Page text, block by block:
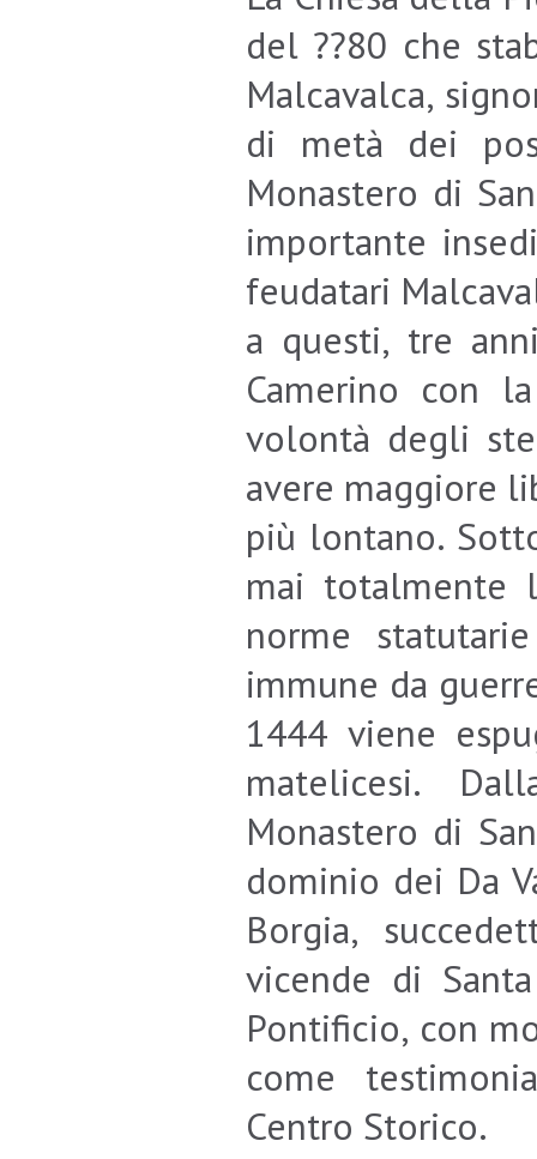
del ??80 che
Malcavalca,
di metà dei
Monastero di
importante
feudatari
a questi, tre
Camerino con
volontà degli
avere maggiore
più lontano.
mai totalmente
norme
immune da
1444 viene
matelicesi.
Monastero di
dominio dei Da
Borgia,
vicende di
Pontificio, con
come
Centro Storico.